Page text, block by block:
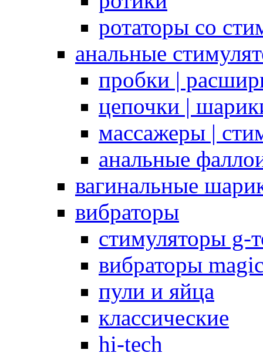
ротаторы со
анальные
пробки |
цепочки |
массажеры |
анальные
вагинальные
вибраторы
стимуляторы g-
вибраторы
пули и яйца
классические
hi-tech